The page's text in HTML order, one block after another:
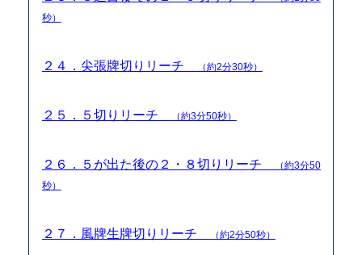
秒）
２４．尖張牌切りリーチ （約2分30秒）
２５．５切りリーチ （約3分50秒）
２６．５が出た後の２・８切りリーチ
（約3分50
秒）
２７．風牌生牌切りリーチ （約2分50秒）